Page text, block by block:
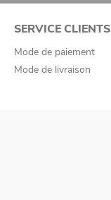
SERVICE CLIENTS
Mode de paiement
Mode de livraison